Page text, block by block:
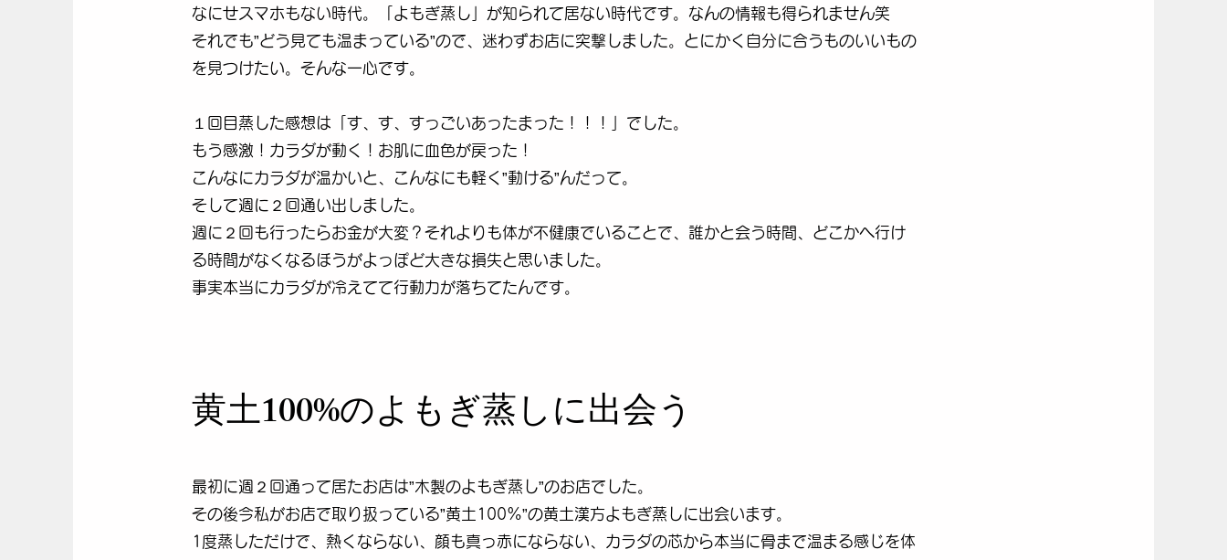
なにせスマホもない時代。「よもぎ蒸し」が知られて居ない時代です。なんの情報も得られません笑
それでも”どう見ても温まっている”ので、迷わずお店に突撃しました。とにかく自分に合うものいいもの
を見つけたい。そんな一心です。
１回目蒸した感想は「す、す、すっごいあったまった！！！」でした。
もう感激！カラダが動く！お肌に血色が戻った！
こんなにカラダが温かいと、こんなにも軽く”動ける”んだって。
そして週に２回通い出しました。
週に２回も行ったらお金が大変？それよりも体が不健康でいることで、誰かと会う時間、どこかへ行け
る時間がなくなるほうがよっぽど大きな損失と思いました。
事実本当にカラダが冷えてて行動力が落ちてたんです。
黄土100%のよもぎ蒸しに出会う
最初に週２回通って居たお店は”木製のよもぎ蒸し”のお店でした。
その後今私がお店で取り扱っている”黄土100%”の黄土漢方よもぎ蒸しに出会います。
1度蒸しただけで、熱くならない、顔も真っ赤にならない、カラダの芯から本当に骨まで温まる感じを体